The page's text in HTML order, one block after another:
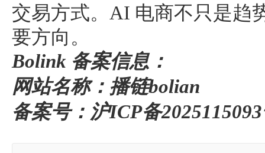
交易方式。AI 电商不只是趋
要方向。
Bolink 备案信息：
网站名称：播链bolian
备案号：沪ICP备